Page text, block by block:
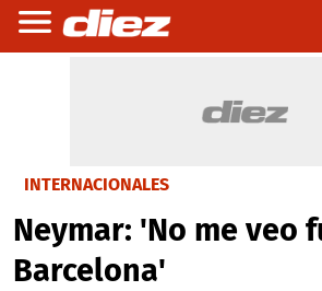
INTERNACIONALES
Neymar: 'No me veo
Barcelona'